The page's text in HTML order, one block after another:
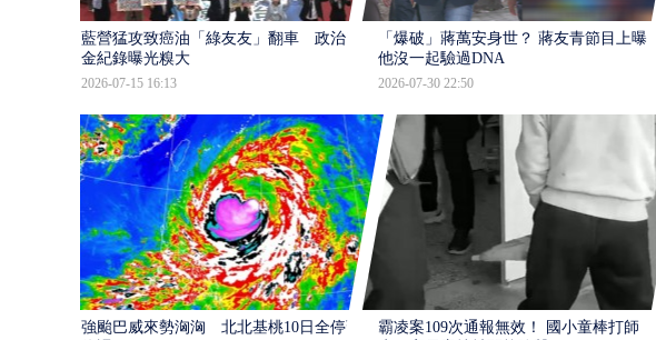
藍營猛攻致癌油「綠友友」翻車 政治獻
金紀錄曝光糗大
2026-07-15 16:13
「爆破」蔣萬安身世？ 蔣友青節目上曝：
他沒一起驗過DNA
2026-07-30 22:50
強颱巴威來勢洶洶 北北基桃10日全停班
霸凌案109次通報無效！ 國小童棒打師